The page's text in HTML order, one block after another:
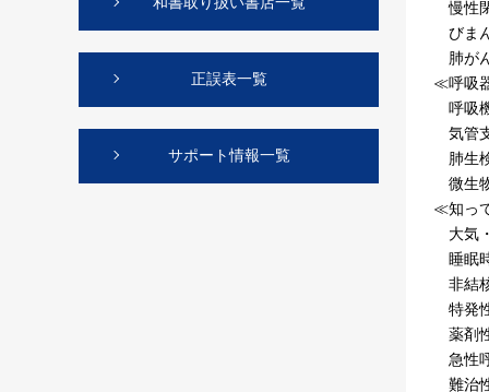
慢性
びま
肺が
≪呼吸
呼吸
気管
肺生
微生
≪知っ
大気
睡眠
非結
特発
薬剤
急性
難治
正誤表一覧
サポート情報一覧